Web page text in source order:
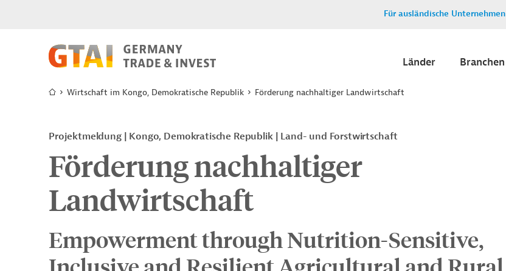
Für ausländische Unternehmen
Länder Branchen
Wirtschaft im Kongo, Demokratische Republik Förderung nachhaltiger Landwirtschaft
Projektmeldung Kongo, Demokratische Republik Land- und Forstwirtschaft
Förderung nachhaltiger
Landwirtschaft
Empowerment through Nutrition-Sensitive,